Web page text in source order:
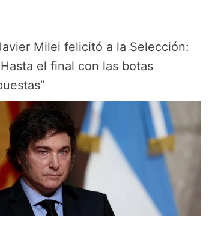
Milei felicitó a la Selección:
el final con las botas